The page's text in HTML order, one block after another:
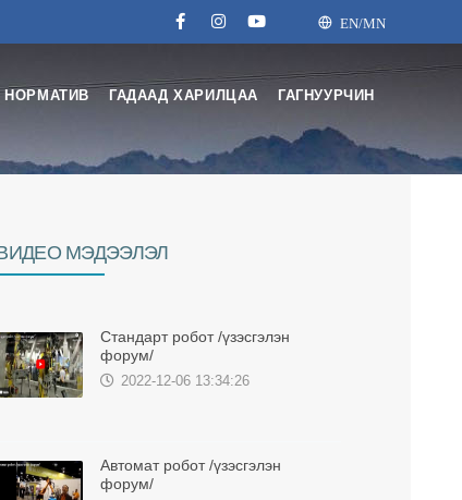
EN/MN
НОРМАТИВ ГАДААД ХАРИЛЦАА ГАГНУУРЧИН
МЭДЭЭЛЭЛ
Стандарт робот /үзэсгэлэн
форум/
2022-12-06 13:34:26
Автомат робот /үзэсгэлэн
форум/